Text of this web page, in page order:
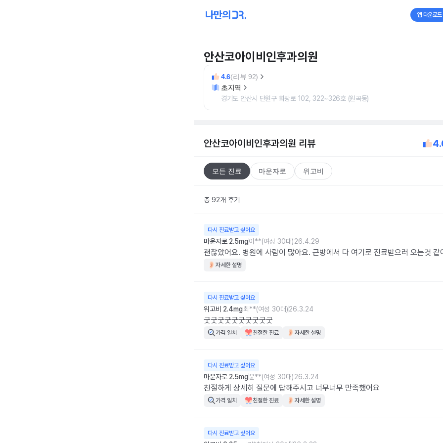
앱 다운로드
안산코아이비인후과의원
4.6(리뷰 92)
초지역
경기도 안산시 단원구 화랑로 102, 322~326호 (원곡동)
안산코아이비인후과의원 리뷰
모든 진료 마운자로 위고비
총 92개 후기
다시 진료받고 싶어요
마운자로 2.5mg이**(여성 30대)26.4.29
괜찮았어요. 병원에 사람이 많아요. 근방에서 다 여기로 진료받으러 오는것 같
자세한 설명
다시 진료받고 싶어요
위고비 2.4mg최**(여성 30대)26.3.24
굿굿굿굿굿굿굿굿굿굿
가격 일치 친절한 진료 자세한 설명
다시 진료받고 싶어요
마운자로 2.5mg윤**(여성 30대)26.3.24
친절하게 상세히 질문에 답해주시고 너무너무 만족했어요
가격 일치 친절한 진료 자세한 설명
다시 진료받고 싶어요